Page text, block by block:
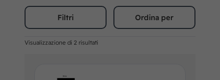
Filtri Ordina per
Visualizzazione di 2 risultati